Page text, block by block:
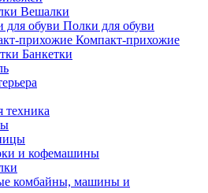
Вешалки
Полки для обуви
Компакт-прихожие
Банкетки
техника
и кофемашины
комбайны, машины и